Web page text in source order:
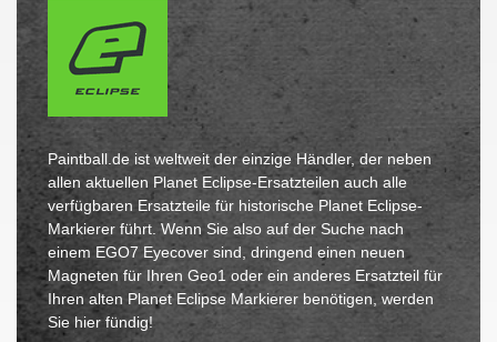
Paintball.de ist weltweit der einzige Händler, der neben
allen aktuellen Planet Eclipse-Ersatzteilen auch alle
verfügbaren Ersatzteile für historische Planet Eclipse-
Markierer führt. Wenn Sie also auf der Suche nach
einem EGO7 Eyecover sind, dringend einen neuen
Magneten für Ihren Geo1 oder ein anderes Ersatzteil für
Ihren alten Planet Eclipse Markierer benötigen, werden
Sie hier fündig!